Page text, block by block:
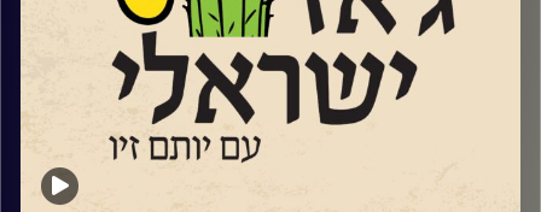
קרדיט תמונות: רותם בר-אילן